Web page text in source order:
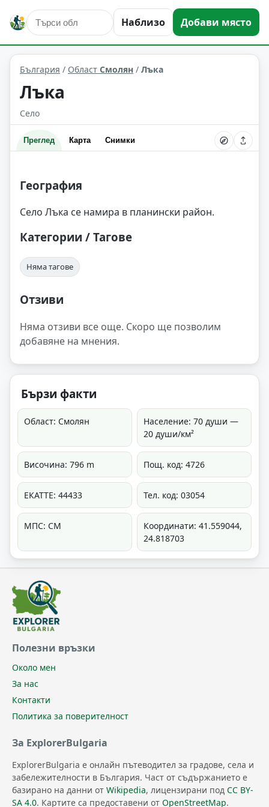
Наблизо Добави място
Лъка Област: Смолян
България / Област Смолян / Лъка
Лъка
Село
Преглед Карта Снимки
География
Село Лъка се намира в планински район.
Категории / Тагове
Няма тагове
Отзиви
Няма отзиви все още. Скоро ще позволим
добавяне на мнения.
Бързи факти
Област: Смолян
Население: 70 души —
20 души/км²
Височина: 796 m Пощ. код: 4726
ЕКАТТЕ: 44433 Тел. код: 03054
МПС: СМ
Координати: 41.559044,
24.818703
Полезни връзки
Около мен
За нас
Контакти
Политика за поверителност
За ExplorerBulgaria
ExplorerBulgaria е онлайн пътеводител за градове, села и
забележителности в България. Част от съдържанието е
базирано на данни от Wikipedia, лицензирани под CC BY-
SA 4.0. Картите са предоставени от OpenStreetMap.